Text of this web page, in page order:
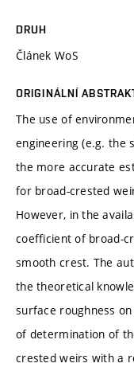
DRUH
Článek WoS
ORIGINÁLNÍ
The use of
engineering (e.g. the
the more accurate
for broad-crested
However, in the
coefficient of broad-
smooth crest. The
the theoretical
surface roughness
of determination of
crested weirs with a